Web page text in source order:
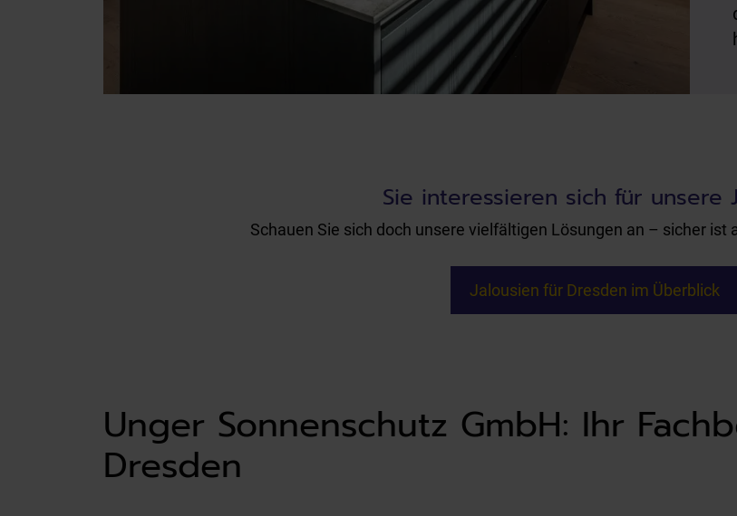
Sie interessieren sich für unsere
Schauen Sie sich doch unsere vielfältigen Lösungen an – sicher ist
Jalousien für Dresden im Überblick
Unger Sonnenschutz GmbH: Ihr
Dresden